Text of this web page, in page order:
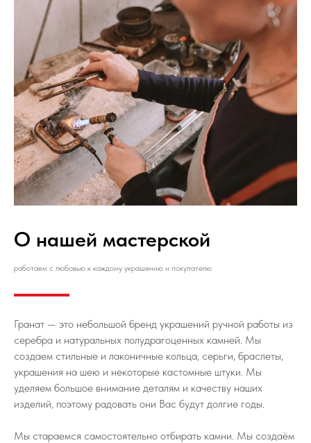
О нашей мастерской
работаем с любовью к каждому украшению и покупателю
Гранат — это небольшой бренд украшений ручной работы из
серебра и натуральных полудрагоценных камней. Мы
создаем стильные и лаконичные кольца, серьги, браслеты,
украшения на шею и некоторые кастомные штуки. Мы
уделяем большое внимание деталям и качеству наших
изделий, поэтому радовать они Вас будут долгие годы.
Мы стараемся самостоятельно отбирать камни. Мы создаём